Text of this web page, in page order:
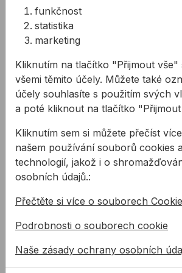
Hmoždinka DQ SPKK
natloukací
Natloukací hmoždinka (Don
stavebních
materiálů se zápustnou
hlavou trnu a ...
od 2,61 Kč
1,05 Kč
1,05Kč s DPH
Na skladě
bázi. Tmel
vyvinutý
od
281,36Kč
Na
Lepicí/těsnicí páska OMEGA UVKB
funkčnost
statistika
marketing
Kliknutím na tlačítko "Přijmout vše"
všemi těmito účely. Můžete také
účely souhlasíte s použitím svých
a poté kliknout na tlačítko
Kliknutím sem si můžete přečíst
našem používání souborů cookies
technologií, jakož i o
osobních údajů.:
Přečtěte si více o souborech
Podrobnosti o souborech cookie
Naše zásady ochrany osobních